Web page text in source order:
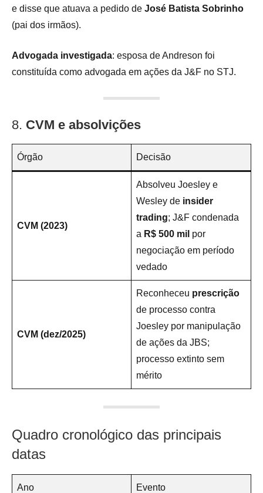
e disse que atuava a pedido de José Batista Sobrinho
(pai dos irmãos).
Advogada investigada: esposa de Andreson foi
constituída como advogada em ações da J&F no STJ.
8. CVM e absolvições
Órgão Decisão
CVM (2023)
Absolveu Joesley e
Wesley de insider
trading; J&F condenada
a R$ 500 mil por
negociação em período
vedado
CVM (dez/2025)
Reconheceu prescrição
de processo contra
Joesley por manipulação
de ações da JBS;
processo extinto sem
mérito
Quadro cronológico das principais
datas
Ano Evento